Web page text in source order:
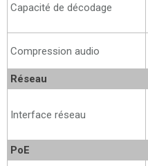
Capacité de décodage
Compression audio
Réseau
Interface réseau
PoE